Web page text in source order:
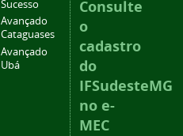
Sucesso
Avançado
Cataguases
Avançado
Ubá
Consulte
o
cadastro
do
IFSudesteMG
no e-
MEC